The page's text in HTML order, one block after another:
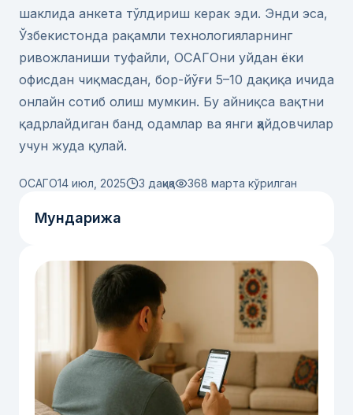
шаклида анкета тўлдириш керак эди. Энди эса,
Ўзбекистонда рақамли технологияларнинг
ривожланиши туфайли, ОСАГОни уйдан ёки
офисдан чиқмасдан, бор-йўғи 5–10 дақиқа ичида
онлайн сотиб олиш мумкин. Бу айниқса вақтни
қадрлайдиган банд одамлар ва янги ҳайдовчилар
учун жуда қулай.
ОСАГО14 июл, 2025 3 дақиқа 368 марта кўрилган
Мундарижа